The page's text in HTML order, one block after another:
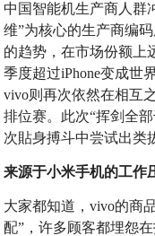
中国智能机生产商人群
维”为核心的生产商编
的趋势，在市场份额上
季度超过iPhone变成世
vivo则再次依然在相互
排位赛。此次“挥剑全
次貼身搏斗中尝试出类
来源于小米手机的工作
大家都知道，vivo的商
配”，许多顾客都埋怨